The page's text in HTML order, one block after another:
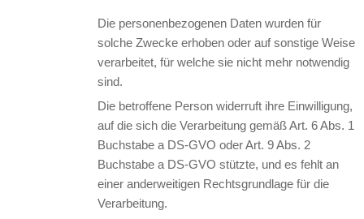
Die personenbezogenen Daten wurden für
solche Zwecke erhoben oder auf sonstige Weise
verarbeitet, für welche sie nicht mehr notwendig
sind.
Die betroffene Person widerruft ihre Einwilligung,
auf die sich die Verarbeitung gemäß Art. 6 Abs. 1
Buchstabe a DS-GVO oder Art. 9 Abs. 2
Buchstabe a DS-GVO stützte, und es fehlt an
einer anderweitigen Rechtsgrundlage für die
Verarbeitung.